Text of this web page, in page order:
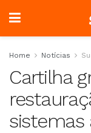
Home Notícias
Cartilha
sistemas